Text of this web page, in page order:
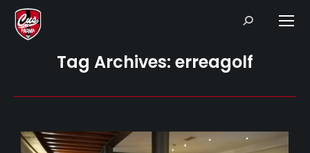
Search:
Tag Archives: erreagolf